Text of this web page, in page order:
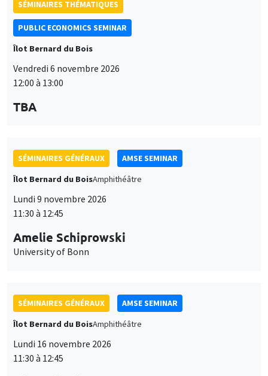
PUBLIC ECONOMICS SEMINAR
Îlot Bernard du Bois
12:00 à 13:00
SÉMINAIRES GÉNÉRAUX
AMSE SEMINAR
Îlot Bernard du BoisAmphithéâtre
11:30 à 12:45
University of Bonn
SÉMINAIRES GÉNÉRAUX
AMSE SEMINAR
Îlot Bernard du BoisAmphithéâtre
11:30 à 12:45
des
personnelles
et
des
cookies
Ce site utilise des cookies et des services tiers pour garantir son bon
contenus multimédias. Vous êtes libre d’accepter, de refuser ou de
politique de confidentialité.
Personnaliser